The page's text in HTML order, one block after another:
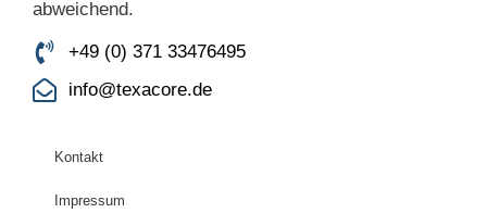
abweichend.
+49 (0) 371 33476495
info@texacore.de
Kontakt
Impressum